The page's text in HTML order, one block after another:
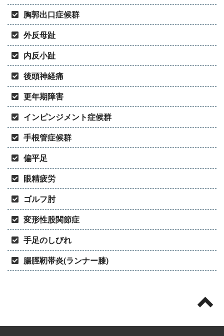
胸郭出口症候群
外反母趾
内反小趾
後頭神経痛
更年期障害
インピンジメント症候群
手根管症候群
偏平足
眼精疲労
ゴルフ肘
変形性股関節症
手足のしびれ
腸脛靭帯炎(ランナー膝)